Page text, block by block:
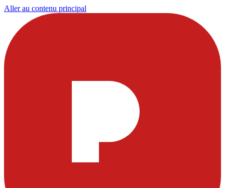
Aller au contenu principal